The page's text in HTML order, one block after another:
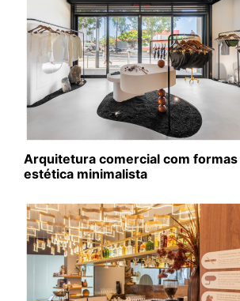
Arquitetura comercial com formas
estética minimalista